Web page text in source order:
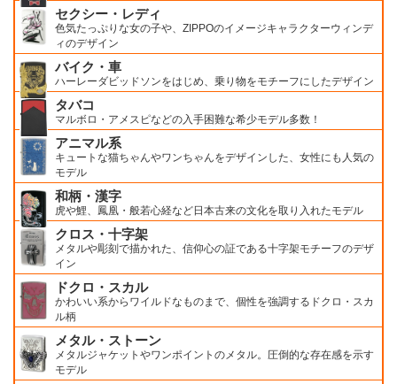
セクシー・レディ
色気たっぷりな女の子や、ZIPPOのイメージキャラクターウィンデ
ィのデザイン
バイク・車
ハーレーダビッドソンをはじめ、乗り物をモチーフにしたデザイン
タバコ
マルボロ・アメスピなどの入手困難な希少モデル多数！
アニマル系
キュートな猫ちゃんやワンちゃんをデザインした、女性にも人気の
モデル
和柄・漢字
虎や鯉、鳳凰・般若心経など日本古来の文化を取り入れたモデル
クロス・十字架
メタルや彫刻で描かれた、信仰心の証である十字架モチーフのデザ
イン
ドクロ・スカル
かわいい系からワイルドなものまで、個性を強調するドクロ・スカ
ル柄
メタル・ストーン
メタルジャケットやワンポイントのメタル。圧倒的な存在感を示す
モデル